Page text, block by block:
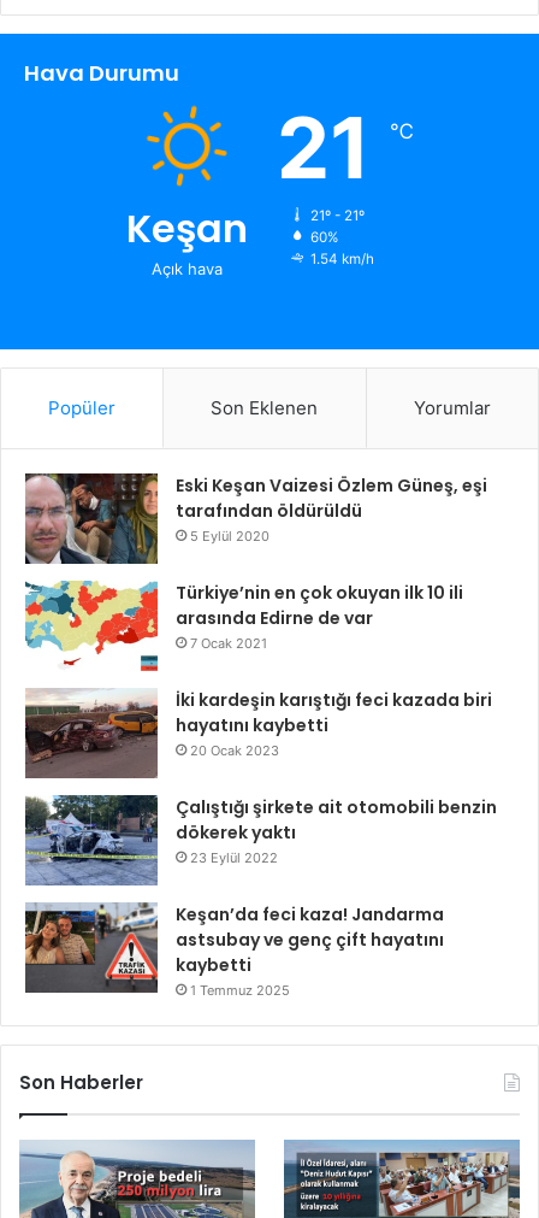
Hava Durumu
Keşan
Açık hava
21 ℃
21º - 21º
60%
1.54 km/h
Popüler Son Eklenen Yorumlar
Eski Keşan Vaizesi Özlem Güneş, eşi
tarafından öldürüldü
5 Eylül 2020
Türkiye’nin en çok okuyan ilk 10 ili
arasında Edirne de var
7 Ocak 2021
İki kardeşin karıştığı feci kazada biri
hayatını kaybetti
20 Ocak 2023
Çalıştığı şirkete ait otomobili benzin
dökerek yaktı
23 Eylül 2022
Keşan’da feci kaza! Jandarma
astsubay ve genç çift hayatını
kaybetti
1 Temmuz 2025
Son Haberler